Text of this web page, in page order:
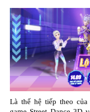
Là thế hệ tiếp theo